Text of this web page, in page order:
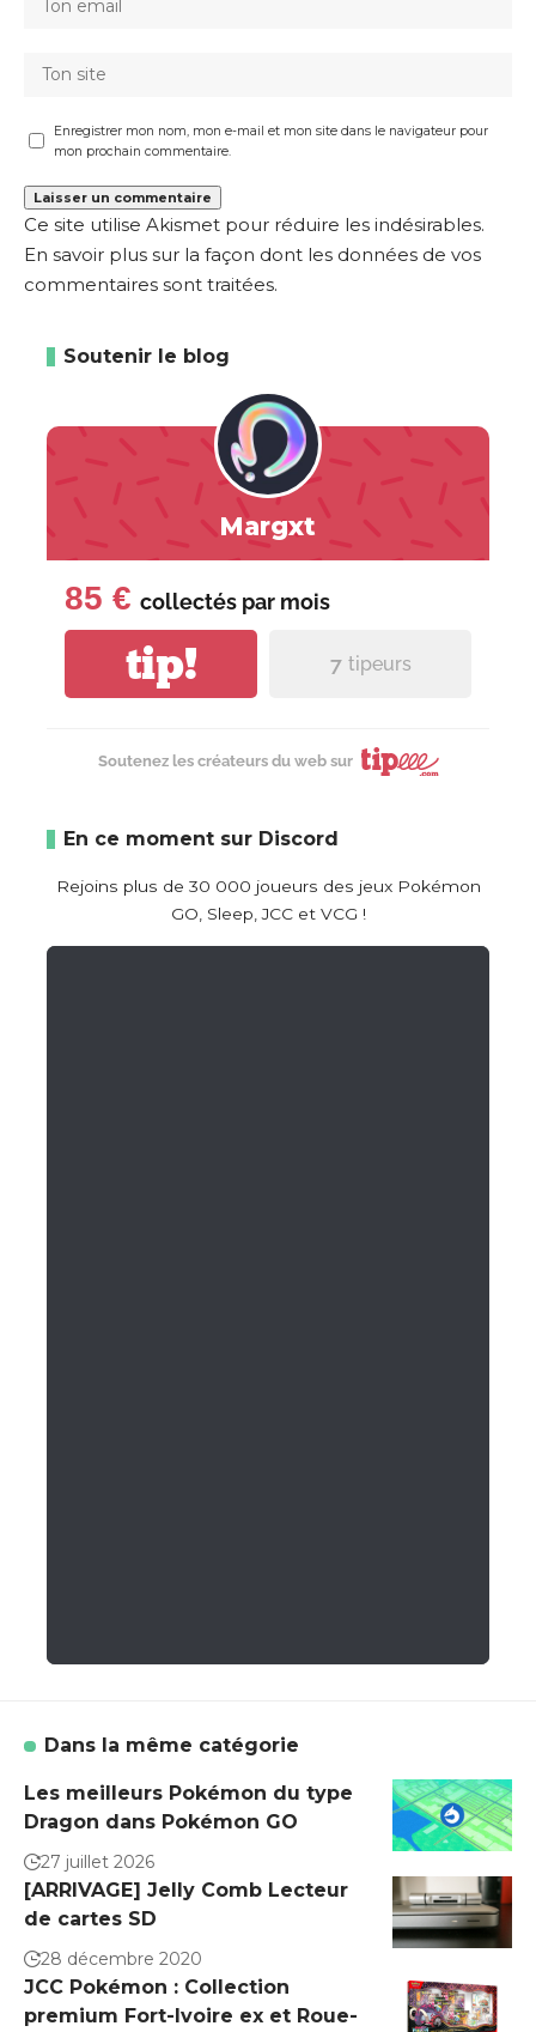
Enregistrer mon nom, mon e-mail et mon site dans le navigateur pour
mon prochain commentaire.
Ce site utilise Akismet pour réduire les indésirables.
En savoir plus sur la façon dont les données de vos
commentaires sont traitées.
Soutenir le blog
Margxt
85 € collectés par mois
tip! 7 tipeurs
Soutenez les créateurs du web sur
En ce moment sur Discord
Rejoins plus de 30 000 joueurs des jeux Pokémon
GO, Sleep, JCC et VCG !
Dans la même catégorie
Les meilleurs Pokémon du type
Dragon dans Pokémon GO
27 juillet 2026
[ARRIVAGE] Jelly Comb Lecteur
de cartes SD
28 décembre 2020
JCC Pokémon : Collection
premium Fort-Ivoire ex et Roue-